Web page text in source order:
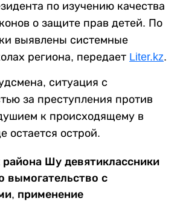
по изучению качества
о защите прав детей. По
выявлены системные
региона, передает Liter.kz.
ситуация с
за преступления против
к происходящему в
остается острой.
района Шу девятиклассники
вымогательство с
применение